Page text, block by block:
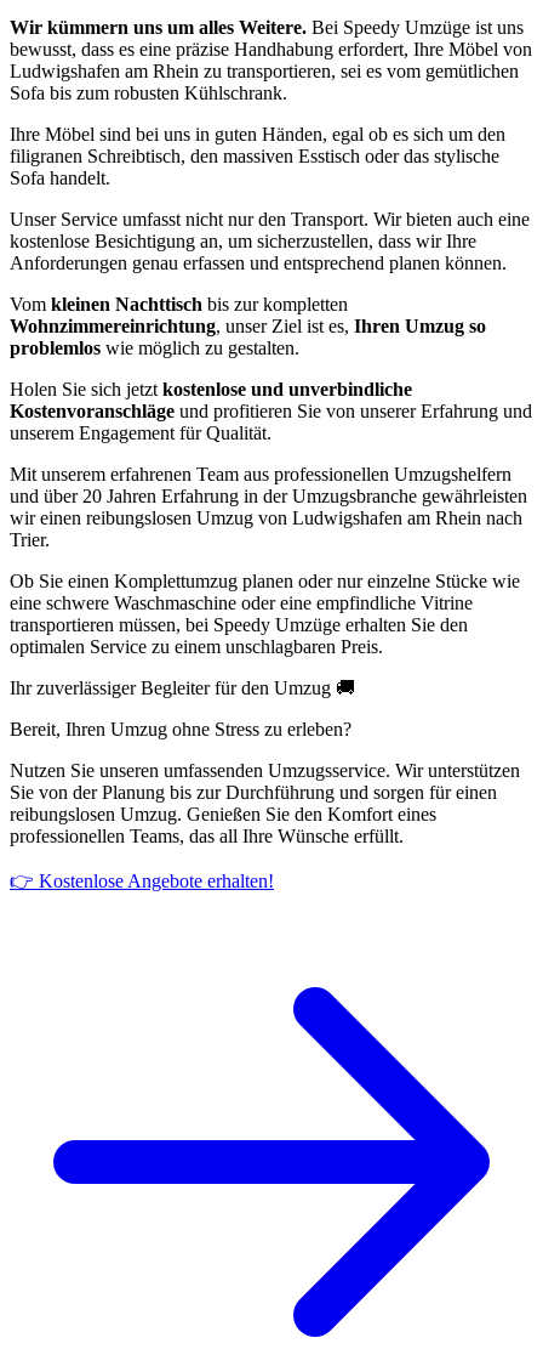
Wir kümmern uns um alles Weitere. Bei Speedy Umzüge ist uns
bewusst, dass es eine präzise Handhabung erfordert, Ihre Möbel von
Ludwigshafen am Rhein zu transportieren, sei es vom gemütlichen
Sofa bis zum robusten Kühlschrank.
Ihre Möbel sind bei uns in guten Händen, egal ob es sich um den
filigranen Schreibtisch, den massiven Esstisch oder das stylische
Sofa handelt.
Unser Service umfasst nicht nur den Transport. Wir bieten auch eine
kostenlose Besichtigung an, um sicherzustellen, dass wir Ihre
Anforderungen genau erfassen und entsprechend planen können.
Vom kleinen Nachttisch bis zur kompletten
Wohnzimmereinrichtung, unser Ziel ist es, Ihren Umzug so
problemlos wie möglich zu gestalten.
Holen Sie sich jetzt kostenlose und unverbindliche
Kostenvoranschläge und profitieren Sie von unserer Erfahrung und
unserem Engagement für Qualität.
Mit unserem erfahrenen Team aus professionellen Umzugshelfern
und über 20 Jahren Erfahrung in der Umzugsbranche gewährleisten
wir einen reibungslosen Umzug von Ludwigshafen am Rhein nach
Trier.
Ob Sie einen Komplettumzug planen oder nur einzelne Stücke wie
eine schwere Waschmaschine oder eine empfindliche Vitrine
transportieren müssen, bei Speedy Umzüge erhalten Sie den
optimalen Service zu einem unschlagbaren Preis.
Ihr zuverlässiger Begleiter für den Umzug 🚚
Bereit, Ihren Umzug ohne Stress zu erleben?
Nutzen Sie unseren umfassenden Umzugsservice. Wir unterstützen
Sie von der Planung bis zur Durchführung und sorgen für einen
reibungslosen Umzug. Genießen Sie den Komfort eines
professionellen Teams, das all Ihre Wünsche erfüllt.
👉 Kostenlose Angebote erhalten!